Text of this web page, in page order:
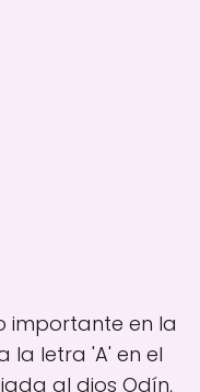
importante en la
la letra 'A' en el
al dios Odín,